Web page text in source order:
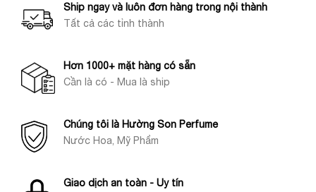
Ship ngay và luôn đơn hàng trong nội thành
Tất cả các tỉnh thành
Hơn 1000+ mặt hàng có sẵn
Cần là có - Mua là ship
Chúng tôi là Hường Son Perfume
Nước Hoa, Mỹ Phẩm
Giao dịch an toàn - Uy tín